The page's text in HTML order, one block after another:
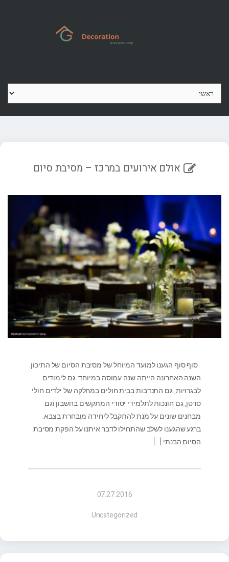
אולם אירועים במרכז – מסיבת סיום
סוף סוף הגענו למועד המיוחל של מסיבת הסיום של התיכון.
השנה האחרונה הייתה שנה עמוסה במיוחד: גם לימודים
לבגרויות, גם התנדבות בבית חולים במחלקה של ילדים חולי
סרטן, גם חונכות לתלמידי יסודי המתקשים בחשבון וגם
מבחנים שונים על מנת להתקבל ליחידה מובחרת בצבא.
ברגע שהגענו לשלב שהתחילו לדבר איתנו על הפקת מסיבת
הסיום הבנתי […]
07.27.2016
Uncategorized